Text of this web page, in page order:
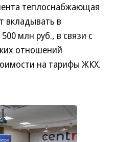
теплоснабжающая
вкладывать в
млн руб., в связи с
отношений
на тарифы ЖКХ.